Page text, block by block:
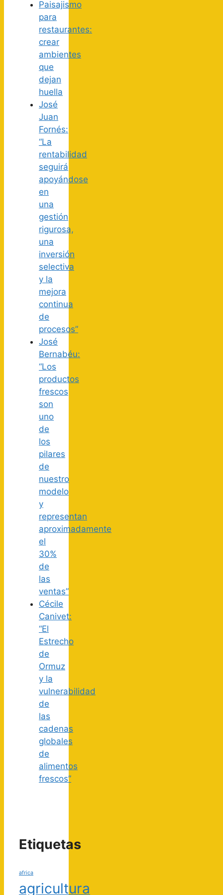
Paisajismo
para
restaurantes:
crear
ambientes
que
dejan
huella
José
Juan
Fornés:
“La
rentabilidad
seguirá
apoyándose
en
una
gestión
rigurosa,
una
inversión
selectiva
y la
mejora
continua
de
procesos”
José
Bernabéu:
“Los
productos
frescos
son
uno
de
los
pilares
de
nuestro
modelo
y
representan
aproximadamente
el
30%
de
las
ventas”
Cécile
Canivet:
“El
Estrecho
de
Ormuz
y la
vulnerabilidad
de
las
cadenas
globales
de
alimentos
frescos”
Etiquetas
africa
agricultura